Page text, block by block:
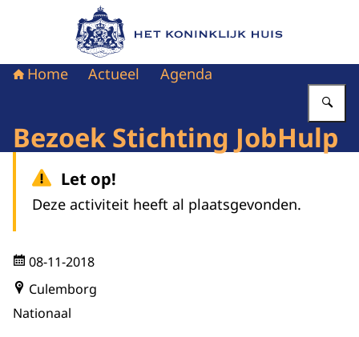
Naar de homepage van Het Koninklijk Huis
Home Actueel Agenda
Bezoek Stichting JobHulp
Let op!
Deze activiteit heeft al plaatsgevonden.
08-11-2018
Culemborg
Nationaal